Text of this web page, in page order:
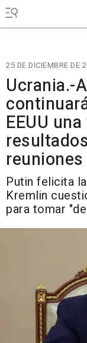
25 DE DICIEMBRE DE
Ucrania.-
EEUU
reuniones
Putin felicita
Kremlin
para tomar